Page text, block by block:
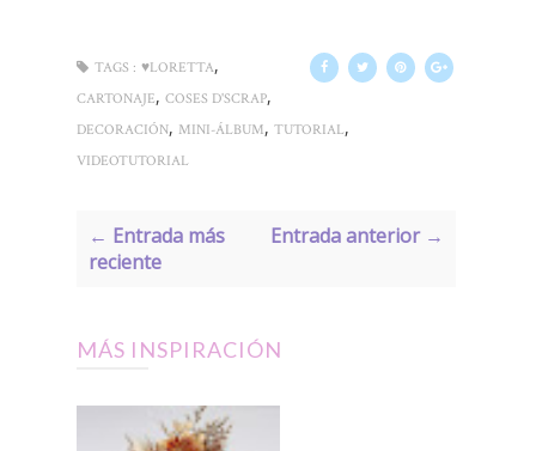
TAGS : ♥LORETTA,
CARTONAJE, COSES D'SCRAP,
DECORACIÓN, MINI-ÁLBUM, TUTORIAL,
VIDEOTUTORIAL
← Entrada más
reciente
Entrada anterior →
MÁS INSPIRACIÓN